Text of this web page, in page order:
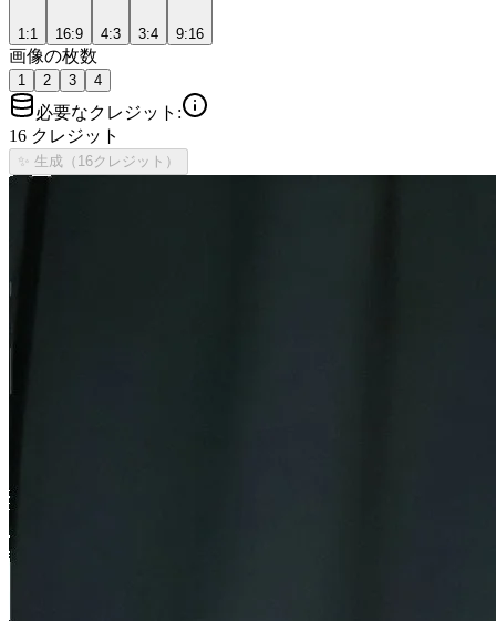
1:1 16:9 4:3 3:4 9:16
画像の枚数
1 2 3 4
必要なクレジット :
16 クレジット
✨ 生成（16クレジット）